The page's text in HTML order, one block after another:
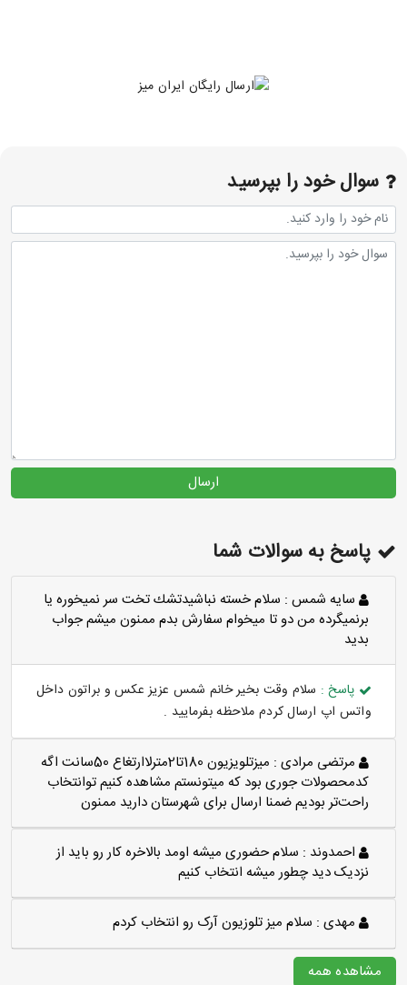
سوال خود را بپرسید
ارسال
پاسخ به سوالات شما
سايه شمس : سلام خسته نباشيدتشك تخت سر نميخوره يا
برنميگرده من دو تا ميخوام سفارش بدم ممنون ميشم جواب
بديد
پاسخ : سلام وقت بخیر خانم شمس عزیز عکس و براتون داخل
واتس اپ ارسال کردم ملاحظه بفرمایید .
مرتضی مرادی :
میزتلویزیون 180تا2مترلاارتغاع 50سانت اگه
کدمحصولات جوری بود که میتونستم مشاهده کنیم توانتخاب
راحت‌تر بودیم ضمنا ارسال برای شهرستان دارید ممنون
احمدوند : سلام حضوری میشه اومد بالاخره کار رو باید از
نزدیک دید چطور میشه انتخاب کنیم
مهدی : سلام میز تلوزیون آرک رو انتخاب کردم
مشاهده همه